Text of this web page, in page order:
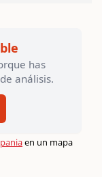
has
análisis.
en un mapa